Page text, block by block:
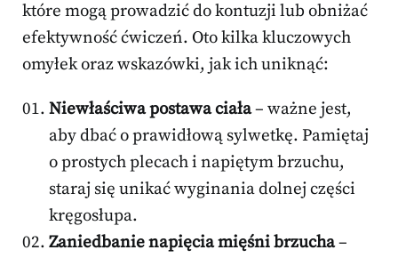
które mogą prowadzić do kontuzji lub obniżać
efektywność ćwiczeń. Oto kilka kluczowych
omyłek oraz wskazówki, jak ich uniknąć:
Niewłaściwa postawa ciała– ważne jest,
aby dbać o prawidłową sylwetkę. Pamiętaj
o prostych plecach i napiętym brzuchu,
staraj się unikać wyginania dolnej części
kręgosłupa.
Zaniedbanie napięcia mięśni brzucha–